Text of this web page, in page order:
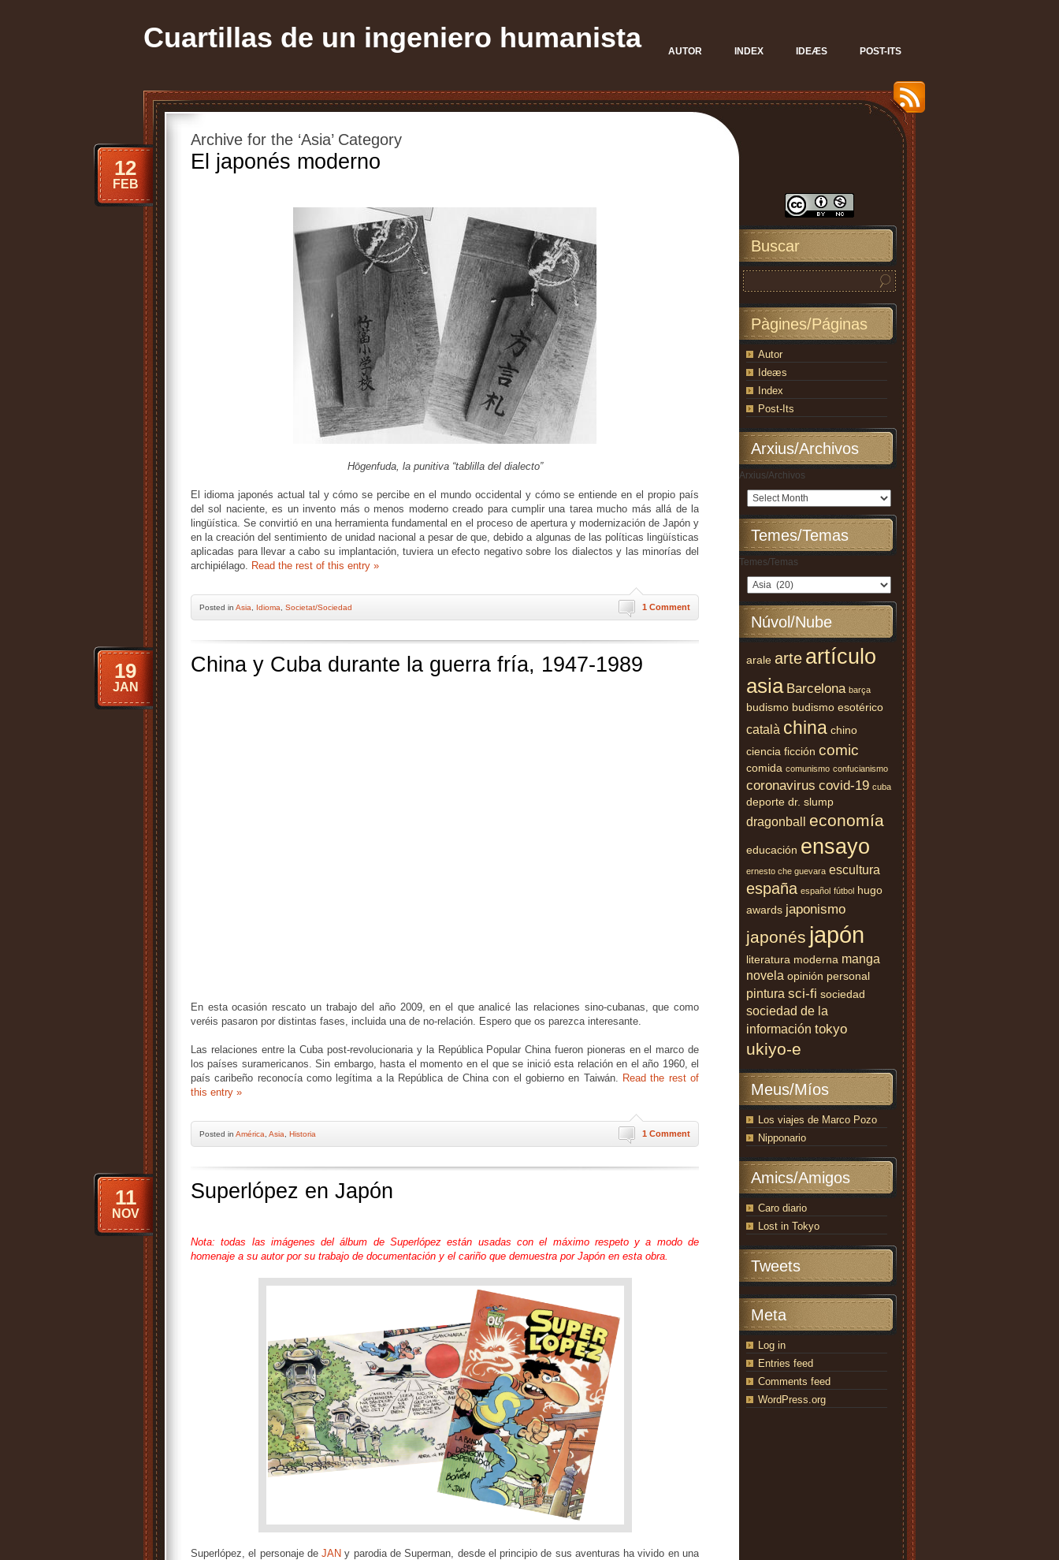
Cuartillas de un ingeniero humanista AUTOR INDEX IDEÆS POST-ITS
Archive for the ‘Asia’ Category
El japonés moderno
12
FEB
Hōgenfuda, la punitiva “tablilla del dialecto”
El idioma japonés actual tal y cómo se percibe en el mundo occidental y cómo se entiende en el propio país
del sol naciente, es un invento más o menos moderno creado para cumplir una tarea mucho más allá de la
lingüística. Se convirtió en una herramienta fundamental en el proceso de apertura y modernización de Japón y
en la creación del sentimiento de unidad nacional a pesar de que, debido a algunas de las políticas lingüísticas
aplicadas para llevar a cabo su implantación, tuviera un efecto negativo sobre los dialectos y las minorías del
archipiélago. Read the rest of this entry »
1 Comment
Posted in Asia Idioma Societat/Sociedad
China y Cuba durante la guerra fría, 1947-1989
19
JAN
En esta ocasión rescato un trabajo del año 2009, en el que analicé las relaciones sino-cubanas, que como
veréis pasaron por distintas fases, incluida una de no-relación. Espero que os parezca interesante.
Las relaciones entre la Cuba post-revolucionaria y la República Popular China fueron pioneras en el marco de
los países suramericanos. Sin embargo, hasta el momento en el que se inició esta relación en el año 1960, el
país caribeño reconocía como legítima a la República de China con el gobierno en Taiwán. Read the rest of
this entry »
1 Comment
Posted in América Asia Historia
Superlópez en Japón
11
NOV
Nota: todas las imágenes del álbum de Superlópez están usadas con el máximo respeto y a modo de
homenaje a su autor por su trabajo de documentación y el cariño que demuestra por Japón en esta obra.
Superlópez, el personaje deJAN y parodia de Superman, desde el principio de sus aventuras ha vivido en una
Buscar
Pàgines/Páginas
Autor
Ideæs
Index
Post-Its
Arxius/Archivos
Arxius/Archivos
Temes/Temas
Temes/Temas
Núvol/Nube
arale arte artículo
asia Barcelona barça
budismo budismo esotérico
català china chino
ciencia ficción comic
comida comunismo confucianismo
coronavirus covid-19 cuba
deporte dr. slump
dragonball economía
educación ensayo
ernesto che guevara escultura
españa español fútbol hugo
awards japonismo
japonés japón
literatura moderna manga
novela opinión personal
pintura sci-fi sociedad
sociedad de la
información tokyo
ukiyo-e
Meus/Míos
Los viajes de Marco Pozo
Nipponario
Amics/Amigos
Caro diario
Lost in Tokyo
Tweets
Meta
Log in
Entries feed
Comments feed
WordPress.org